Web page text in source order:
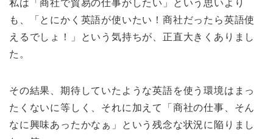
私は「商社で貿易の仕事がしたい」という思いより
も、「とにかく英語が使いたい！商社だったら英語使
えるでしょ！」という気持ちが、正直大きくありまし
た。
その結果、期待していたような英語を使う環境はまっ
たくないに等しく、それに加えて「商社の仕事、そん
なに興味あったかなぁ」という残念な状況に陥りまし